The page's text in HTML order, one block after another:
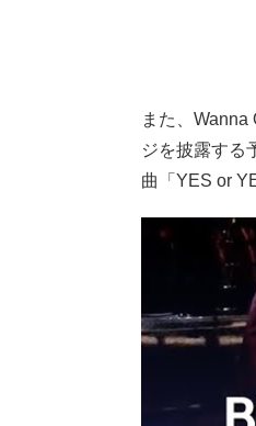
また、
ジを披露する
曲「YES or